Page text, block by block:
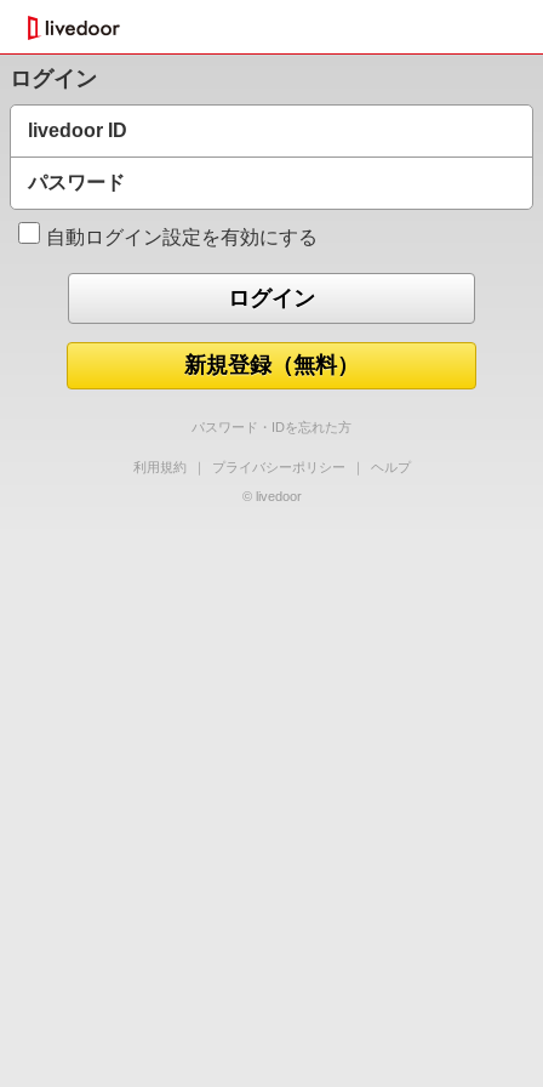
ログイン
livedoor ID
パスワード
自動ログイン設定を有効にする
新規登録（無料）
パスワード・IDを忘れた方
利用規約 ｜ プライバシーポリシー ｜
ヘルプ
© livedoor